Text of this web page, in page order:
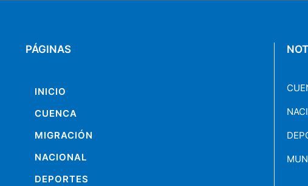
PÁGINAS
INICIO
CUENCA
MIGRACIÓN
NACIONAL
DEPORTES